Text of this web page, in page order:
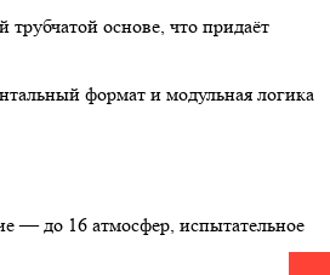
основе, что придаёт
формат и модульная логика
— до 16 атмосфер, испытательное